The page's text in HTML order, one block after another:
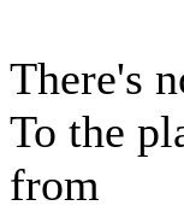
There's
To the
from